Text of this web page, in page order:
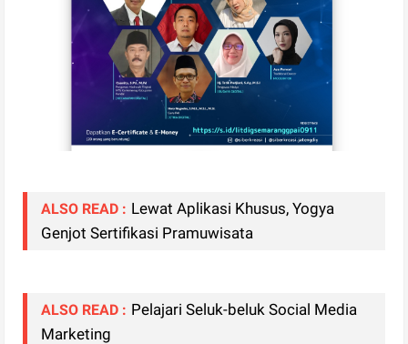
ALSO READ : Lewat Aplikasi Khusus, Yogya
Genjot Sertifikasi Pramuwisata
ALSO READ : Pelajari Seluk-beluk Social Media
Marketing